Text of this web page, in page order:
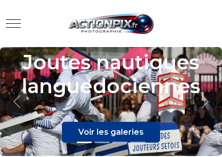
Mobile Menu Toggle
Joutes nautiques
languedociennes
Voir les galeries
Previous